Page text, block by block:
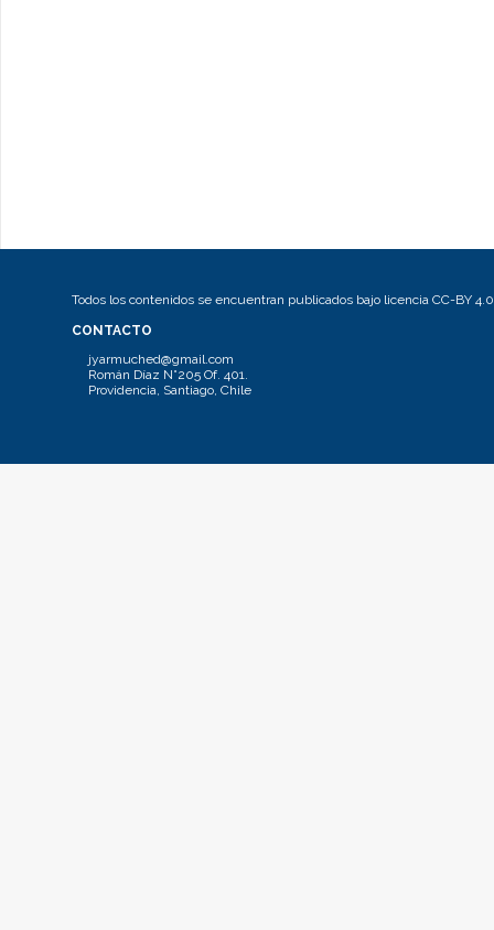
Todos los contenidos se encuentran publicados bajo licencia CC-BY 4.0
CONTACTO
jyarmuched@gmail.com
Román Díaz N°205 Of. 401.
Providencia, Santiago, Chile